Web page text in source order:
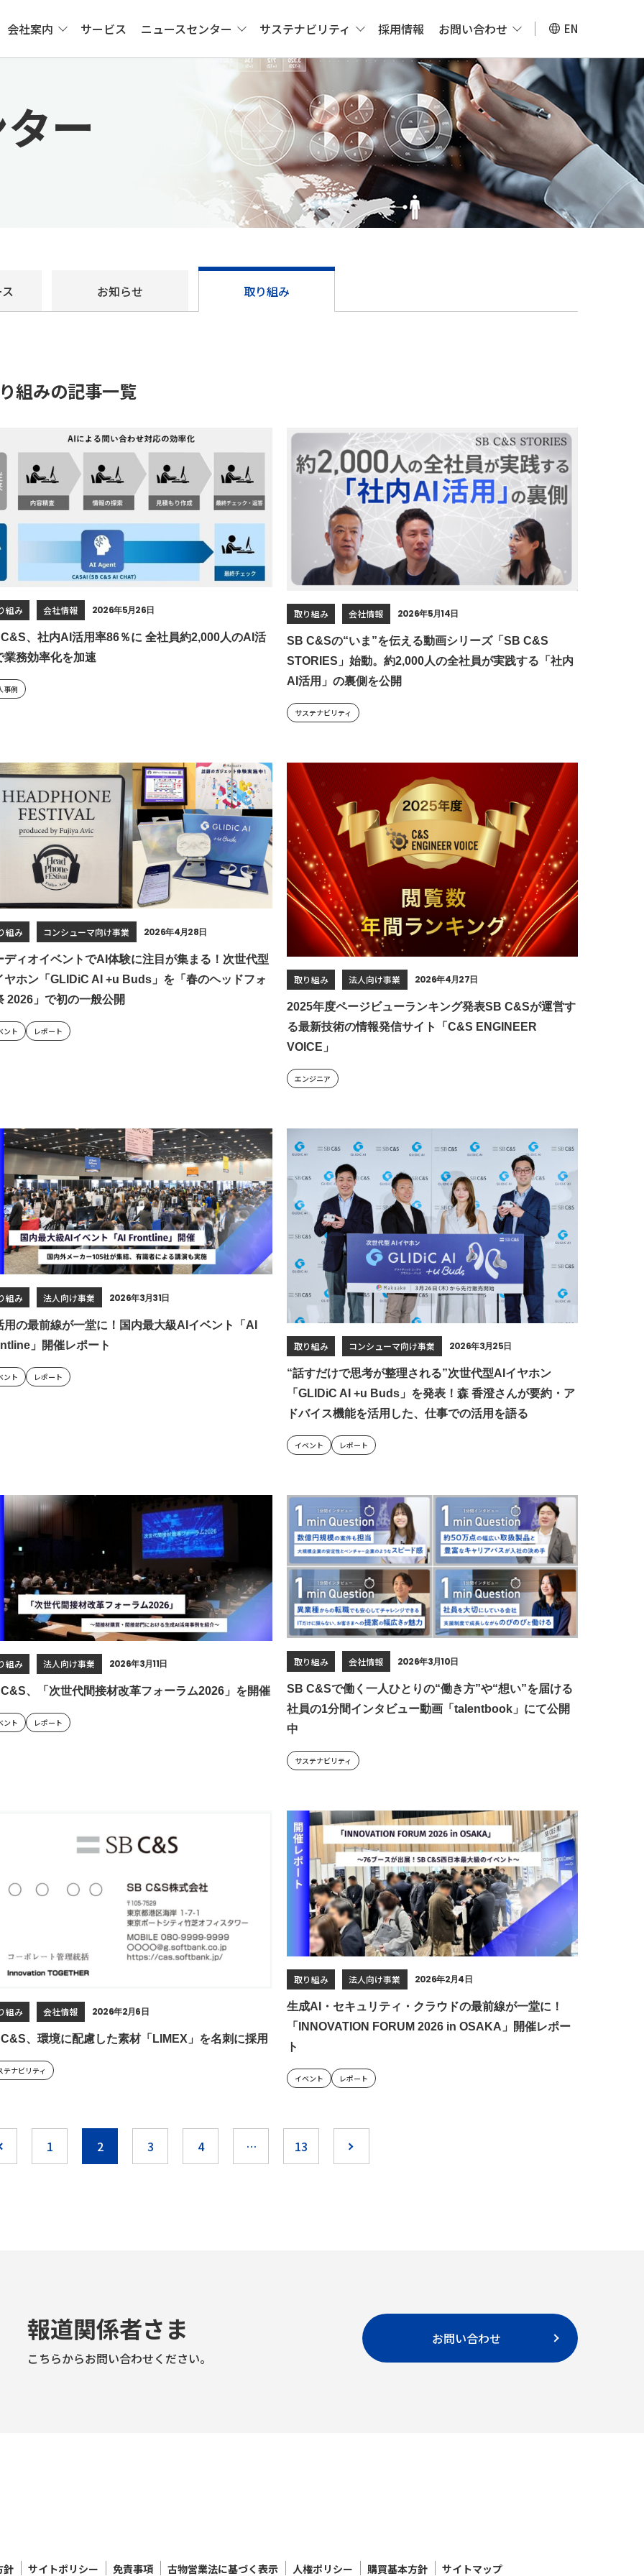
EN
会社案内 サービス ニュースセンター サステナビリティ 採用情報 お問い合わせ
ー
お知らせ 取り組み
組みの記事一覧
組み 会社情報 2026年5月26日
、社内AI活用率86％に 全社員約2,000人のAI活
業務効率化を加速
事例
取り組み 会社情報 2026年5月14日
SB C&Sの“いま”を伝える動画シリーズ「SB C&S
STORIES」始動。約2,000人の全社員が実践する「社内
AI活用」の裏側を公開
サステナビリティ
組み コンシューマ向け事業 2026年4月28日
ディオイベントでAI体験に注目が集まる！次世代型
ヤホン「GLIDiC AI +u Buds」を「春のヘッドフォ
2026」で初の一般公開
ント レポート
取り組み 法人向け事業 2026年4月27日
2025年度ページビューランキング発表SB C&Sが運営す
る最新技術の情報発信サイト「C&S ENGINEER
VOICE」
エンジニア
組み 法人向け事業 2026年3月31日
用の最前線が一堂に！国内最大級AIイベント「AI
」開催レポート
ント レポート
取り組み コンシューマ向け事業 2026年3月25日
“話すだけで思考が整理される”次世代型AIイヤホン
「GLIDiC AI +u Buds」を発表！森 香澄さんが要約・ア
ドバイス機能を活用した、仕事での活用を語る
イベント レポート
組み 法人向け事業 2026年3月11日
、「次世代間接材改革フォーラム2026」を開催
ント レポート
取り組み 会社情報 2026年3月10日
SB C&Sで働く一人ひとりの“働き方”や“想い”を届ける
社員の1分間インタビュー動画「talentbook」にて公開
中
サステナビリティ
組み 会社情報 2026年2月6日
、環境に配慮した素材「LIMEX」を名刺に採用
テナビリティ
取り組み 法人向け事業 2026年2月4日
生成AI・セキュリティ・クラウドの最前線が一堂に！
「INNOVATION FORUM 2026 in OSAKA」開催レポー
ト
イベント レポート
1 2 3 4 … 13
報道関係者さま
こちらからお問い合わせください。
お問い合わせ
針 サイトポリシー 免責事項 古物営業法に基づく表示 人権ポリシー 購買基本方針 サイトマップ